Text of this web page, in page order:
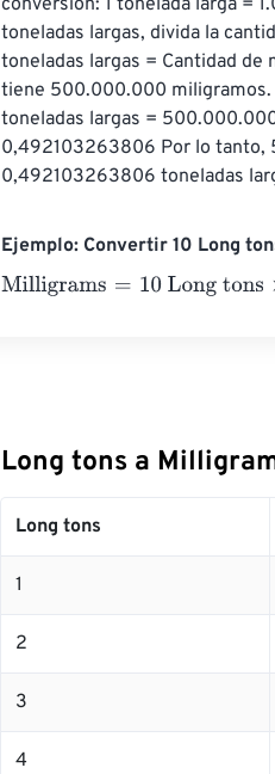
conversión: 1 tonelada larga =
toneladas largas, divida la
toneladas largas = Cantidad
tiene 500.000.000 miligramos.
toneladas largas =
0,492103263806 Por lo tanto,
0,492103263806 toneladas
Ejemplo: Convertir 10 Long
Milligrams=10 Long tons×
Long tons a
Long tons
1
2
3
4